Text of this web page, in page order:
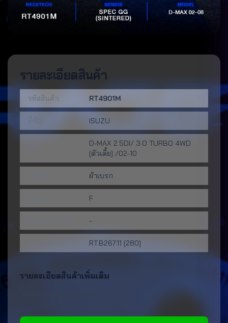
รายละเอียดสินค้า
รหัสสินค้า: RT4901M
ISUZU
D-MAX 2.5DI/ 3.O TURBO 4WD
[ตัวเตี้ย] /02-10
ผ้าเบรก
F
-
RT.B267.11 [280]
รายละเอียดสินค้าเพิ่มเติม